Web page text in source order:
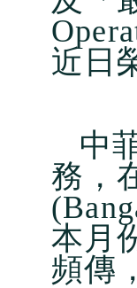
近日
中
務，
本月
頻傳